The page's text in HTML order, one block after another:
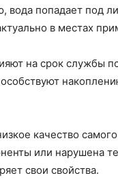
вода попадает под
в местах
на срок службы
качество
или нарушена
свои свойства.